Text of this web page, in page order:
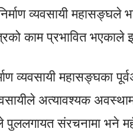
व्यवसायी महासङ्घले
काम प्रभावित
व्यवसायी महासङ्घका
अत्यावश्यक
पुललगायत संरचनामा भने